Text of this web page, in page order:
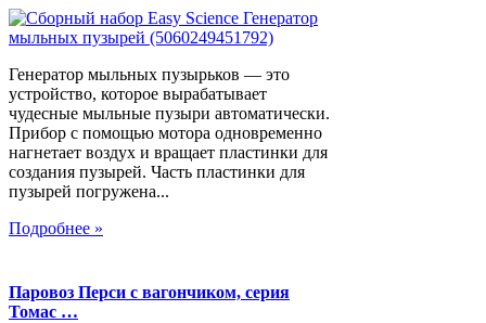
Генератор мыльных пузырьков — это
устройство, которое вырабатывает
чудесные мыльные пузыри автоматически.
Прибор с помощью мотора одновременно
нагнетает воздух и вращает пластинки для
создания пузырей. Часть пластинки для
пузырей погружена...
Подробнее »
Паровоз Перси с вагончиком, серия
Томас …